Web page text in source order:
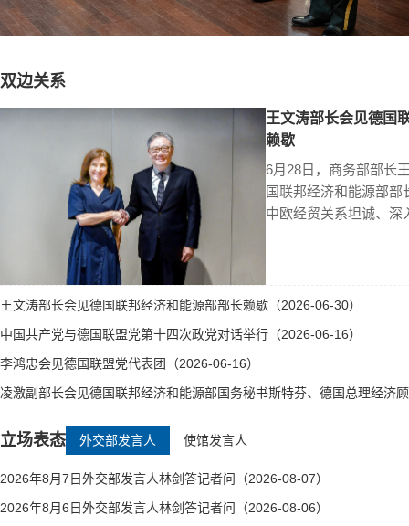
双边关系
王文涛部长会见德国
赖歇
6月28日，商务部部长
国联邦经济和能源部
中欧经贸关系坦诚、深
王文涛部长会见德国联邦经济和能源部部长赖歇（2026-06-30）
中国共产党与德国联盟党第十四次政党对话举行（2026-06-16）
李鸿忠会见德国联盟党代表团（2026-06-16）
凌激副部长会见德国联邦经济和能源部国务秘书斯特芬、德国总理经济
立场表态 外交部发言人 使馆发言人
2026年8月7日外交部发言人林剑答记者问（2026-08-07）
2026年8月6日外交部发言人林剑答记者问（2026-08-06）